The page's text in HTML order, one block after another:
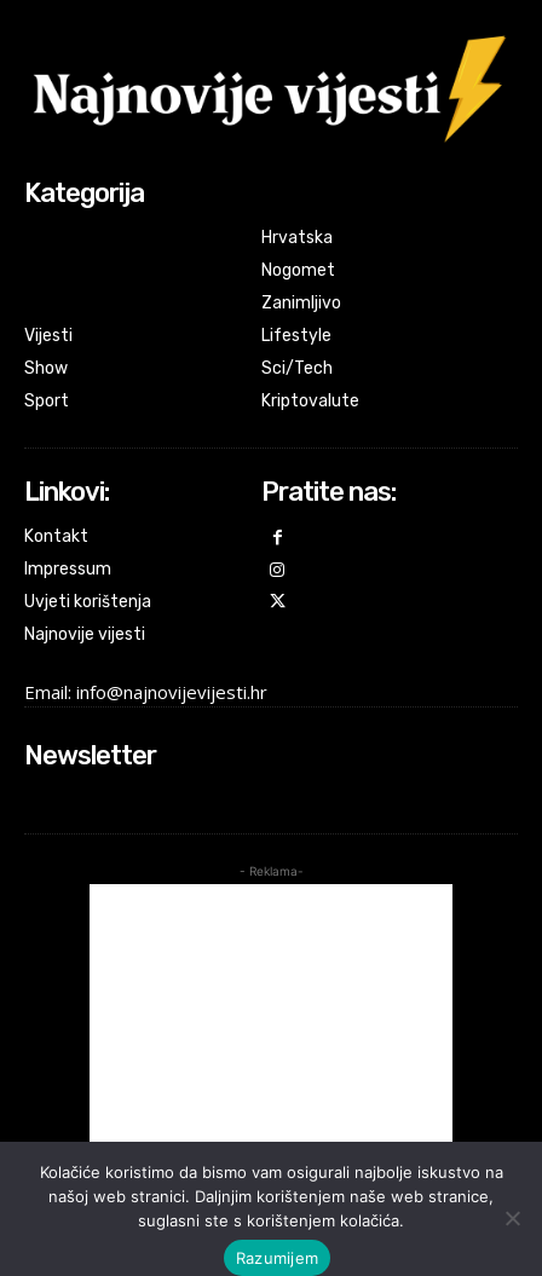
Kategorija
Vijesti
Show
Sport
Hrvatska
Nogomet
Zanimljivo
Lifestyle
Sci/Tech
Kriptovalute
Linkovi:
Kontakt
Impressum
Uvjeti korištenja
Najnovije vijesti
Pratite nas:
Email: info@najnovijevijesti.hr
Newsletter
- Reklama-
Kolačiće koristimo da bismo vam osigurali najbolje iskustvo na
našoj web stranici. Daljnjim korištenjem naše web stranice,
suglasni ste s korištenjem kolačića.
Razumijem